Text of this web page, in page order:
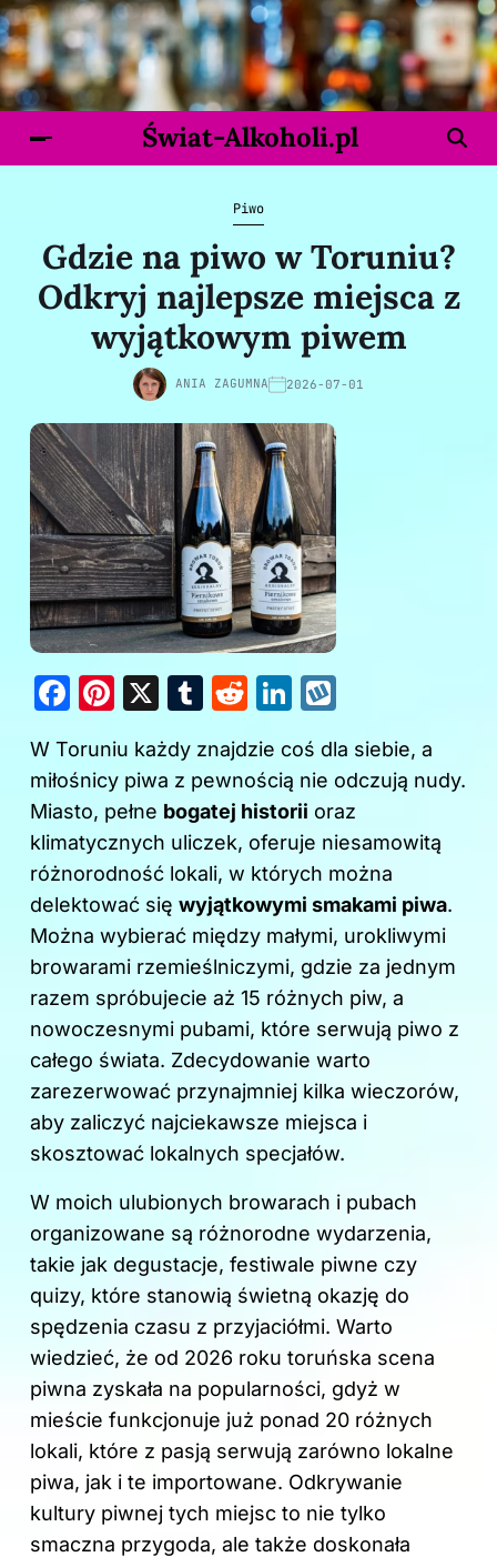
Świat-Alkoholi.pl
Piwo
Gdzie na piwo w Toruniu?
Odkryj najlepsze miejsca z
wyjątkowym piwem
ANIA ZAGUMNA 2026-07-01
F
c
e
b
o
o
k
Pi
er
e
st
X
T
m
bl
r
R
d
di
t
Li
k
e
dI
n
k
o
p
W Toruniu każdy znajdzie coś dla siebie, a
miłośnicy piwa z pewnością nie odczują nudy.
Miasto, pełne bogatej historii oraz
klimatycznych uliczek, oferuje niesamowitą
różnorodność lokali, w których można
delektować się wyjątkowymi smakami piwa.
Można wybierać między małymi, urokliwymi
browarami rzemieślniczymi, gdzie za jednym
razem spróbujecie aż 15 różnych piw, a
nowoczesnymi pubami, które serwują piwo z
całego świata. Zdecydowanie warto
zarezerwować przynajmniej kilka wieczorów,
aby zaliczyć najciekawsze miejsca i
skosztować lokalnych specjałów.
W moich ulubionych browarach i pubach
organizowane są różnorodne wydarzenia,
takie jak degustacje, festiwale piwne czy
quizy, które stanowią świetną okazję do
spędzenia czasu z przyjaciółmi. Warto
wiedzieć, że od 2026 roku toruńska scena
piwna zyskała na popularności, gdyż w
mieście funkcjonuje już ponad 20 różnych
lokali, które z pasją serwują zarówno lokalne
piwa, jak i te importowane. Odkrywanie
kultury piwnej tych miejsc to nie tylko
smaczna przygoda, ale także doskonała